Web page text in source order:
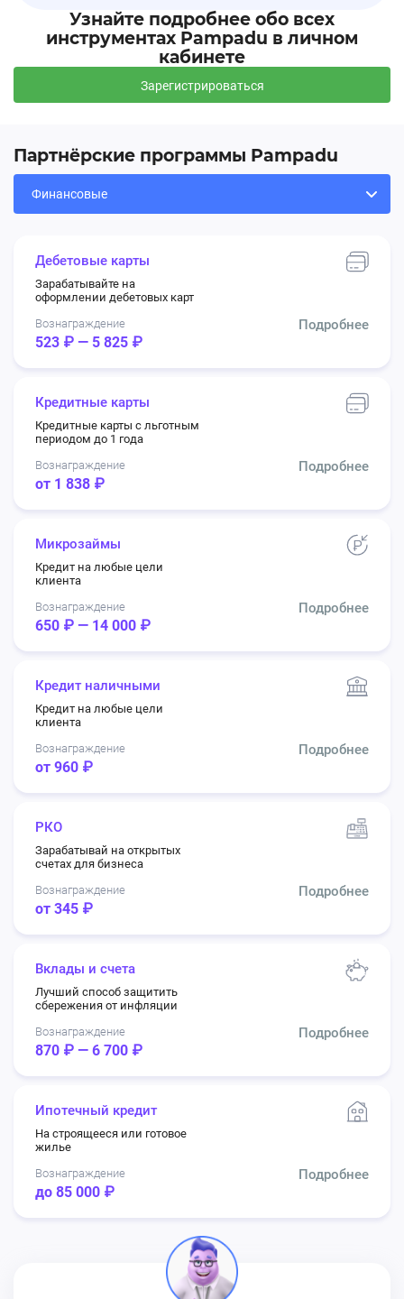
Узнайте подробнее обо всех
инструментах Pampadu в личном
кабинете
Зарегистрироваться
Партнёрские программы Pampadu
Дебетовые карты
Зарабатывайте на
оформлении дебетовых карт
Вознаграждение
523 ₽ — 5 825 ₽
Подробнее
Кредитные карты
Кредитные карты с льготным
периодом до 1 года
Вознаграждение
от 1 838 ₽
Подробнее
Микрозаймы
Кредит на любые цели
клиента
Вознаграждение
650 ₽ — 14 000 ₽
Подробнее
Кредит наличными
Кредит на любые цели
клиента
Вознаграждение
от 960 ₽
Подробнее
РКО
Зарабатывай на открытых
счетах для бизнеса
Вознаграждение
от 345 ₽
Подробнее
Вклады и счета
Лучший способ защитить
сбережения от инфляции
Вознаграждение
870 ₽ — 6 700 ₽
Подробнее
Ипотечный кредит
На строящееся или готовое
жилье
Вознаграждение
до 85 000 ₽
Подробнее